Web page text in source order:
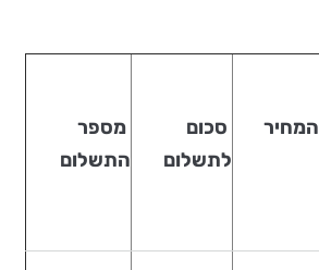
המחיר
סכום
לתשלום
מספר
התשלום